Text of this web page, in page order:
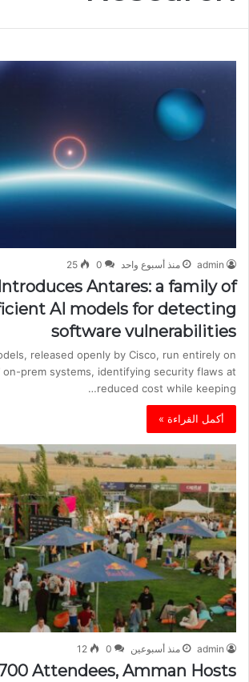
admin منذ أسبوع واحد 0
25
Antares: a family of
AI models for detecting
software vulnerabilities
released openly by Cisco, run entirely on
on-prem systems, identifying security flaws at
reduced cost while keeping…
أكمل القراءة »
admin منذ أسبوعين 0
12
Attendees, Amman Hosts